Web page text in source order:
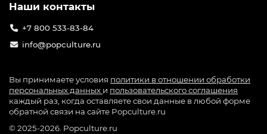
Наши контакты
+7 800 533-83-84
info@popculture.ru
Вы принимаете условия политики в отношении обработки
персональных данных и пользовательского соглашения
каждый раз, когда оставляете свои данные в любой форме
обратной связи на сайте Popculture.ru
© 2025-2026. Popculture.ru